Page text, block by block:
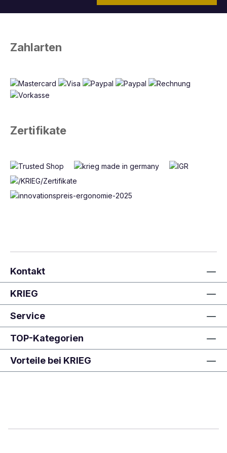
Zahlarten
Zertifikate
Kontakt
KRIEG
Service
TOP-Kategorien
Vorteile bei KRIEG